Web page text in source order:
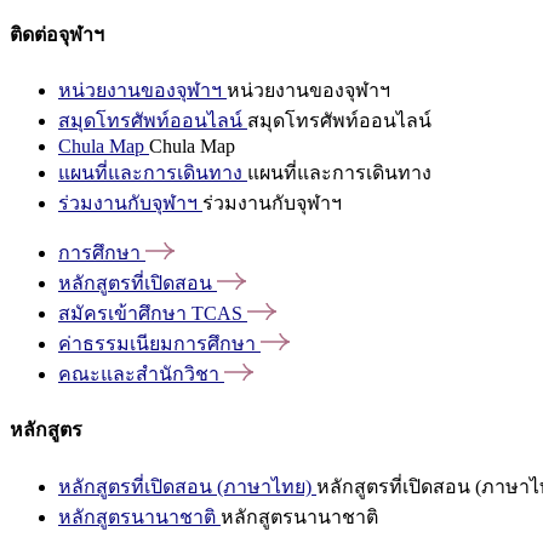
ติดต่อจุฬาฯ
หน่วยงานของจุฬาฯ หน่วยงานของจุฬาฯ
สมุดโทรศัพท์ออนไลน์ สมุดโทรศัพท์ออนไลน์
Chula Map Chula Map
แผนที่และการเดินทาง แผนที่และการเดินทาง
ร่วมงานกับจุฬาฯ ร่วมงานกับจุฬาฯ
การศึกษา
หลักสูตรที่เปิดสอน
สมัครเข้าศึกษา TCAS
ค่าธรรมเนียมการศึกษา
คณะและสำนักวิชา
หลักสูตร
หลักสูตรที่เปิดสอน (ภาษาไทย) หลักสูตรที่เปิดสอน (ภาษาไ
หลักสูตรนานาชาติ หลักสูตรนานาชาติ